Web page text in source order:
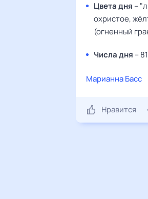
Цвета дня –
охристое,
(огненный
Числа дня –
Марианна Басс
Нравится